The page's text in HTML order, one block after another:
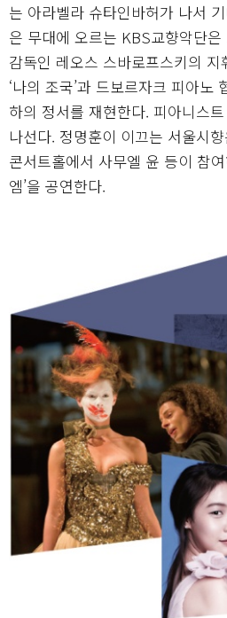
는 아라벨라 슈타인바허가 나서
은 무대에 오르는 KBS교향악단
감독인 레오스 스바로프스키의 지
‘나의 조국’과 드보르자크 피아노
하의 정서를 재현한다. 피아니스
나선다. 정명훈이 이끄는 서울시
콘서트홀에서 사무엘 윤 등이 참
엠’을 공연한다.